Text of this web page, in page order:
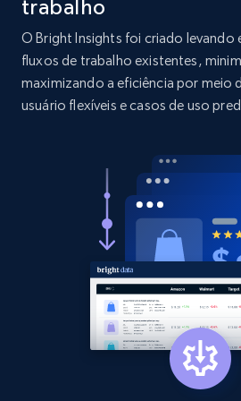
2.1K+ 375+
URL, Product id, Listing
Reviews count shop, Reviews
price, and more.
1.9K+ 323+
Etsy - Collect data on
specified keywords
URL, Product id, Listing
trabalho
O Bright Insights foi criado levando
fluxos de trabalho existentes,
maximizando a eficiência por meio
usuário flexíveis e casos de uso